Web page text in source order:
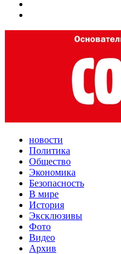
новости
Политика
Общество
Экономика
Безопасность
В мире
История
Эксклюзивы
Фото
Видео
Архив